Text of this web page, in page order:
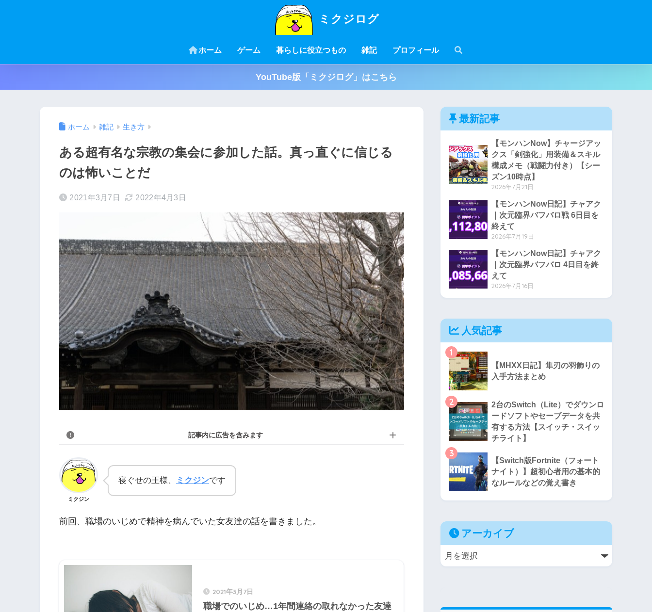
ミクジログ
ホーム ゲーム 暮らしに役立つもの 雑記 プロフィール
YouTube版「ミクジログ」はこちら
ホーム 雑記 生き方
ある超有名な宗教の集会に参加した話。真っ直ぐに信じる
のは怖いことだ
2021年3月7日 2022年4月3日
記事内に広告を含みます
ミクジン
寝ぐせの王様、 ミクジンです
前回、職場のいじめで精神を病んでいた女友達の話を書きました。
2021年3月7日
職場でのいじめ…1年間連絡の取れなかった友達
最新記事
【モンハンNow】チャージアッ
クス「剣強化」用装備＆スキル
構成メモ（戦闘力付き）【シー
ズン10時点】
2026年7月21日
【モンハンNow日記】チャアク
｜次元臨界バフバロ戦 6日目を
終えて
2026年7月19日
【モンハンNow日記】チャアク
｜次元臨界バフバロ 4日目を終
えて
2026年7月16日
人気記事
1
【MHXX日記】隼刃の羽飾りの
入手方法まとめ
2
2台のSwitch（Lite）でダウンロ
ードソフトやセーブデータを共
有する方法【スイッチ・スイッ
チライト】
3
【Switch版Fortnite（フォート
ナイト）】超初心者用の基本的
なルールなどの覚え書き
アーカイブ